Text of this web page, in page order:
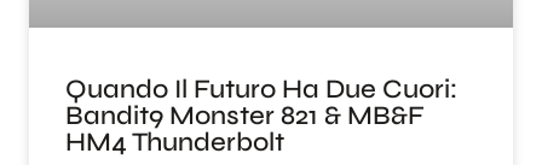
Quando Il Futuro Ha Due Cuori:
Bandit9 Monster 821 & MB&F
HM4 Thunderbolt